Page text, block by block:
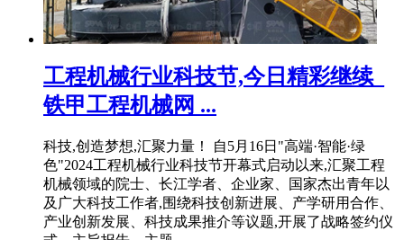
工程机械行业科技节,今日精彩继续_
铁甲工程机械网 ...
科技,创造梦想,汇聚力量！ 自5月16日"高端·智能·绿
色"2024工程机械行业科技节开幕式启动以来,汇聚工程
机械领域的院士、长江学者、企业家、国家杰出青年以
及广大科技工作者,围绕科技创新进展、产学研用合作、
产业创新发展、科技成果推介等议题,开展了战略签约仪